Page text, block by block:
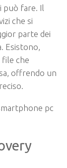
può fare. Il
che si
parte dei
Esistono,
file che
offrendo un